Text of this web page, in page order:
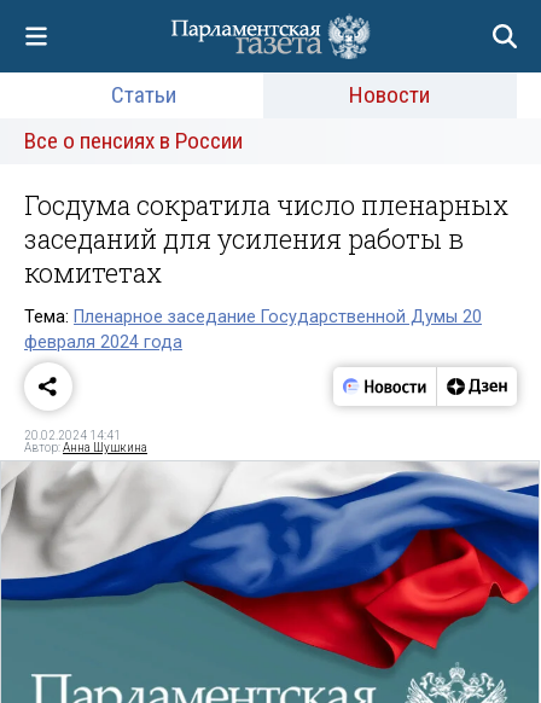
Статьи
Новости
Все о пенсиях в России
Госдума сократила число пленарных
заседаний для усиления работы в
комитетах
Тема: Пленарное заседание Государственной Думы 20
февраля 2024 года
20.02.2024 14:41
Автор:Анна Шушкина